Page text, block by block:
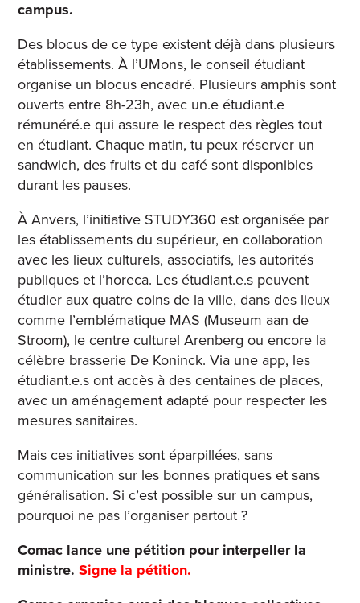
campus.
Des blocus de ce type existent déjà dans plusieurs
établissements. À l’UMons, le conseil étudiant
organise un blocus encadré. Plusieurs amphis sont
ouverts entre 8h-23h, avec un.e étudiant.e
rémunéré.e qui assure le respect des règles tout
en étudiant. Chaque matin, tu peux réserver un
sandwich, des fruits et du café sont disponibles
durant les pauses.
À Anvers, l’initiative STUDY360 est organisée par
les établissements du supérieur, en collaboration
avec les lieux culturels, associatifs, les autorités
publiques et l’horeca. Les étudiant.e.s peuvent
étudier aux quatre coins de la ville, dans des lieux
comme l’emblématique MAS (Museum aan de
Stroom), le centre culturel Arenberg ou encore la
célèbre brasserie De Koninck. Via une app, les
étudiant.e.s ont accès à des centaines de places,
avec un aménagement adapté pour respecter les
mesures sanitaires.
Mais ces initiatives sont éparpillées, sans
communication sur les bonnes pratiques et sans
généralisation. Si c’est possible sur un campus,
pourquoi ne pas l’organiser partout ?
Comac lance une pétition pour interpeller la
ministre.Signe la pétition.